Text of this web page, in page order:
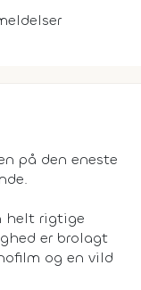
på den eneste
helt rigtige
er brolagt
og en vild